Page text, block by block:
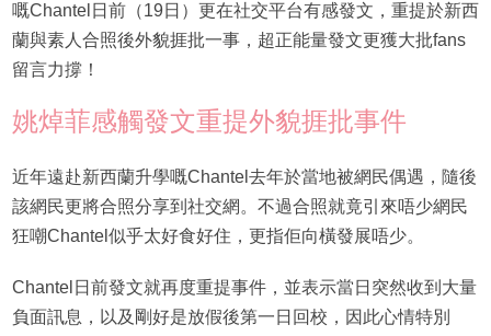
嘅Chantel日前（19日）更在社交平台有感發文，重提於新西
蘭與素人合照後外貌捱批一事，超正能量發文更獲大批fans
留言力撐！
姚焯菲感觸發文重提外貌捱批事件
近年遠赴新西蘭升學嘅Chantel去年於當地被網民偶遇，隨後
該網民更將合照分享到社交網。不過合照就竟引來唔少網民
狂嘲Chantel似乎太好食好住，更指佢向橫發展唔少。
Chantel日前發文就再度重提事件，並表示當日突然收到大量
負面訊息，以及剛好是放假後第一日回校，因此心情特別